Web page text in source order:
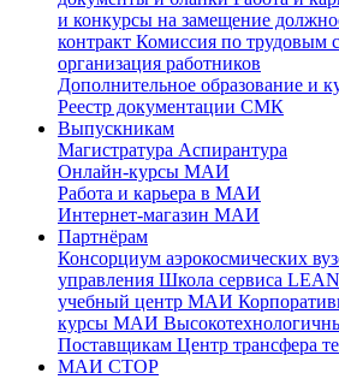
и конкурсы на замещение
контракт Комиссия по трудовым
организация работников
Дополнительное образование и
Реестр документации СМК
Выпускникам
Магистратура Аспирантура
Онлайн-курсы МАИ
Работа и карьера в МАИ
Интернет-магазин МАИ
Партнёрам
Консорциум аэрокосмических
управления Школа сервиса
учебный центр МАИ
курсы МАИ
Поставщикам Центр трансфера
МАИ СТОР